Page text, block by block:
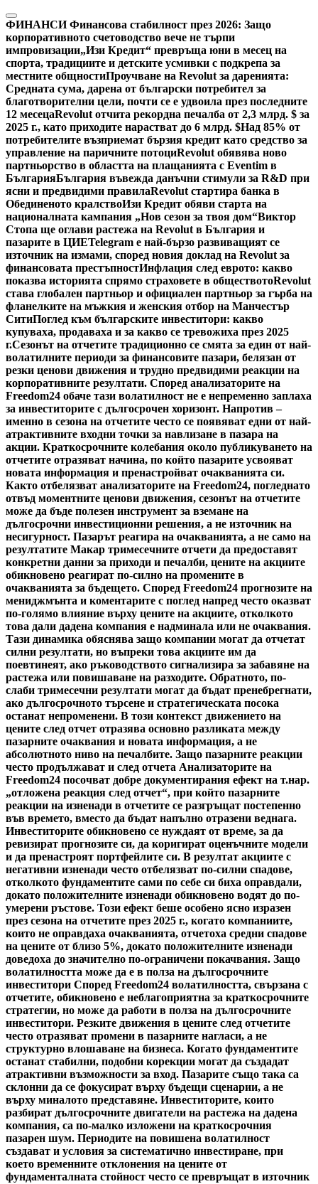
Skip
to
content
ФИНАНСИ Финансова стабилност през 2026: Защо
корпоративното счетоводство вече не търпи
импровизации„Изи Кредит“ превръща юни в месец на
спорта, традициите и детските усмивки с подкрепа за
местните общностиПроучване на Revolut за даренията:
Средната сума, дарена от български потребител за
благотворителни цели, почти се е удвоила през последните
12 месецаRevolut отчита рекордна печалба от 2,3 млрд. $ за
2025 г., като приходите нарастват до 6 млрд. $Над 85% от
потребителите възприемат бързия кредит като средство за
управление на паричните потоциRevolut обявява ново
партньорство в областта на плащанията с Eventim в
БългарияБългария въвежда данъчни стимули за R&D при
ясни и предвидими правилаRevolut стартира банка в
Обединеното кралствоИзи Кредит обяви старта на
националната кампания „Нов сезон за твоя дом“Виктор
Стопа ще оглави растежа на Revolut в България и
пазарите в ЦИЕTelegram е най-бързо развиващият се
източник на измами, според новия доклад на Revolut за
финансовата престъпностИнфлация след еврото: какво
показва историята спрямо страховете в обществотоRevolut
става глобален партньор и официален партньор за гърба на
фланелките на мъжкия и женския отбор на Манчестър
СитиПоглед към българските инвеститори: какво
купуваха, продаваха и за какво се тревожиха през 2025
г.Сезонът на отчетите традиционно се смята за един от най-
волатилните периоди за финансовите пазари, белязан от
резки ценови движения и трудно предвидими реакции на
корпоративните резултати. Според анализаторите на
Freedom24 обаче тази волатилност не е непременно заплаха
за инвеститорите с дългосрочен хоризонт. Напротив –
именно в сезона на отчетите често се появяват едни от най-
атрактивните входни точки за навлизане в пазара на
акции. Краткосрочните колебания около публикуването на
отчетите отразяват начина, по който пазарите усвояват
новата информация и пренастройват очакванията си.
Както отбелязват анализаторите на Freedom24, погледнато
отвъд моментните ценови движения, сезонът на отчетите
може да бъде полезен инструмент за вземане на
дългосрочни инвестиционни решения, а не източник на
несигурност. Пазарът реагира на очакванията, а не само на
резултатите Макар тримесечните отчети да предоставят
конкретни данни за приходи и печалби, цените на акциите
обикновено реагират по-силно на промените в
очакванията за бъдещето. Според Freedom24 прогнозите на
мениджмънта и коментарите с поглед напред често оказват
по-голямо влияние върху цените на акциите, отколкото
това дали дадена компания е надминала или не очаквания.
Тази динамика обяснява защо компании могат да отчетат
силни резултати, но въпреки това акциите им да
поевтинеят, ако ръководството сигнализира за забавяне на
растежа или повишаване на разходите. Обратното, по-
слаби тримесечни резултати могат да бъдат пренебрегнати,
ако дългосрочното търсене и стратегическата посока
останат непроменени. В този контекст движението на
цените след отчет отразява основно разликата между
пазарните очаквания и новата информация, а не
абсолютното ниво на печалбите. Защо пазарните реакции
често продължават и след отчета Анализаторите на
Freedom24 посочват добре документирания ефект на т.нар.
„отложена реакция след отчет“, при който пазарните
реакции на изненади в отчетите се разгръщат постепенно
във времето, вместо да бъдат напълно отразени веднага.
Инвеститорите обикновено се нуждаят от време, за да
ревизират прогнозите си, да коригират оценъчните модели
и да пренастроят портфейлите си. В резултат акциите с
негативни изненади често отбелязват по-силни спадове,
отколкото фундаментите сами по себе си биха оправдали,
докато положителните изненади обикновено водят до по-
умерени ръстове. Този ефект беше особено ясно изразен
през сезона на отчетите през 2025 г., когато компаниите,
които не оправдаха очакванията, отчетоха средни спадове
на цените от близо 5%, докато положителните изненади
доведоха до значително по-ограничени покачвания. Защо
волатилността може да е в полза на дългосрочните
инвеститори Според Freedom24 волатилността, свързана с
отчетите, обикновено е неблагоприятна за краткосрочните
стратегии, но може да работи в полза на дългосрочните
инвеститори. Резките движения в цените след отчетите
често отразяват промени в пазарните нагласи, а не
структурно влошаване на бизнеса. Когато фундаментите
останат стабилни, подобни корекции могат да създадат
атрактивни възможности за вход. Пазарите също така са
склонни да се фокусират върху бъдещи сценарии, а не
върху миналото представяне. Инвеститорите, които
разбират дългосрочните двигатели на растежа на дадена
компания, са по-малко изложени на краткосрочния
пазарен шум. Периодите на повишена волатилност
създават и условия за систематично инвестиране, при
което временните отклонения на цените от
фундаменталната стойност често се превръщат в източник